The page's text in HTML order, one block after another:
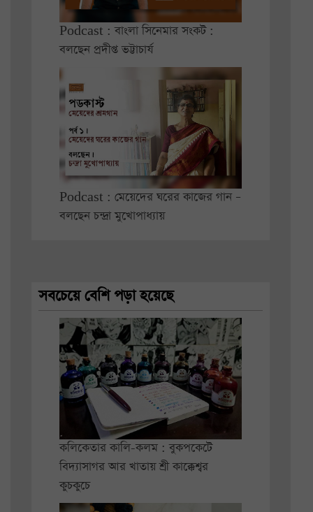
Podcast : বাংলা সিনেমার সংকট :
বলছেন প্রদীপ্ত ভট্টাচার্য
Podcast : মেয়েদের ঘরের কাজের গান –
বলছেন চন্দ্রা মুখোপাধ্যায়
সবচেয়ে বেশি পড়া হয়েছে
কলিকেতার কালি-কলম : বুকপকেটে
বিদ্যাসাগর আর খাতায় শ্রী কাক্কেশ্বর
কুচকুচে